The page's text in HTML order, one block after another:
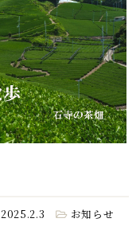
2025.2.3 お知らせ